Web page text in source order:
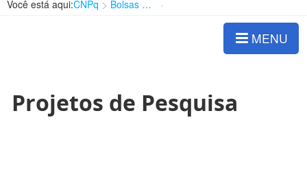
Você está aqui:CNPq Bolsas e Auxílios Vigentes
MENU
Projetos de Pesquisa